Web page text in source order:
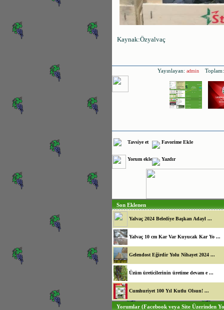
Kaynak:Özyalvaç
Yayınlayan: adminToplam:
Tavsiye et Favorime Ekle
Yorum ekle Yazdır
Son Eklenen
Yalvaç 2024 Belediye Başkan Adayl ...
Yalvaç 10 cm Kar Var Kuyucak Kar Yo ...
Gelendost Eğirdir Yolu Nihayet 2024 ...
Üzüm üreticilerinin üretime devam e ...
Cumhuriyet 100 Yıl Kutlu Olsun! ...
Yorumlar (Facebook veya Site Üzerinden